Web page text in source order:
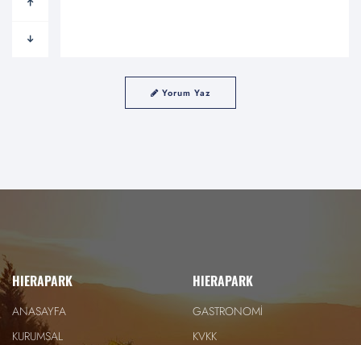
Yorum Yaz
HIERAPARK
ANASAYFA
KURUMSAL
HIERAPARK
GASTRONOMİ
KVKK